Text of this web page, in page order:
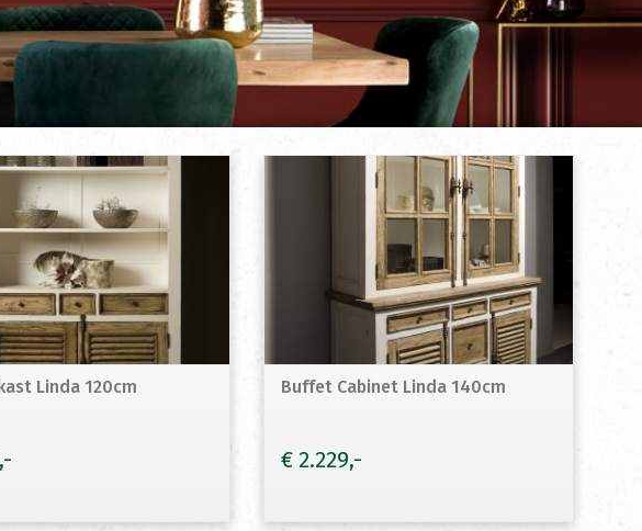
Linda 120cm Buffet Cabinet Linda 140cm
€2.229